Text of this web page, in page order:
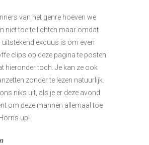
van het genre hoeven we
niet toe te lichten maar omdat
uitstekend excuus is om even
clips op deze pagina te posten
hieronder toch. Je kan ze ook
zonder te lezen natuurlijk.
niks uit, als je er deze avond
om deze mannen allemaal toe
up!